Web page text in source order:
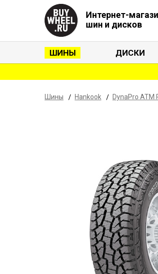
Интернет-
шин и дисков
ШИНЫ ДИСКИ
Шины Hankook DynaPro ATM